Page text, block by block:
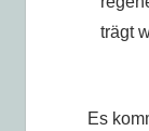
trägt
Es